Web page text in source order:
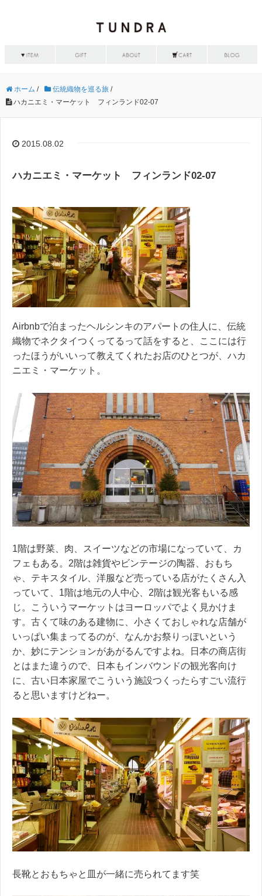
ホーム / 伝統織物を巡る旅 /
ハカニエミ・マーケット フィンランド02-07
2015.08.02
ハカニエミ・マーケット フィンランド02-07
Airbnbで泊まったヘルシンキのアパートの住人に、伝統
織物でネクタイつくってるって話をすると、ここには行
ったほうがいいって教えてくれたお店のひとつが、ハカ
ニエミ・マーケット。
1階は野菜、肉、スイーツなどの市場になっていて、カ
フェもある。2階は雑貨やビンテージの陶器、おもち
ゃ、テキスタイル、洋服など売っている店がたくさん入
っていて、1階は地元の人中心、2階は観光客もいる感
じ。こういうマーケットはヨーロッパでよく見かけま
す。古くて味のある建物に、小さくておしゃれな店舗が
いっぱい集まってるのが、なんかお祭りっぽいという
か、妙にテンションがあがるんですよね。日本の商店街
とはまた違うので、日本もインバウンドの観光客向け
に、古い日本家屋でこういう施設つくったらすごい流行
ると思いますけどねー。
長靴とおもちゃと皿が一緒に売られてます笑